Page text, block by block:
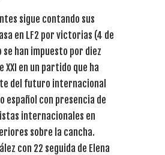
sigue contando sus
en LF2 por victorias (4 de
se han impuesto por diez
XXI en un partido que ha
del futuro internacional
español con presencia de
internacionales en
sobre la cancha.
con 22 seguida de Elena